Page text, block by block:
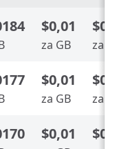
$0,01
za GB za
$0,01
za GB za
$0,01